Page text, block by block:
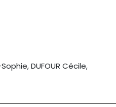
Sophie, DUFOUR Cécile,